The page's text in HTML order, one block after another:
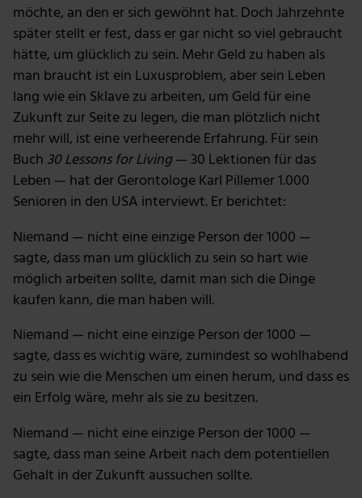
personalisieren, Funktionen für soziale Medien anbieten
zu können und die Zugriffe auf unsere Website zu
analysieren. Außerdem geben wir Informationen zu
deiner Verwendung unserer Website an unsere Partner
Unsere Partner führen diese Informationen
möglicherweise mit weiteren Daten zusammen, die du
ihnen bereitgestellt hast oder die sie im Rahmen deiner
Nutzung der Dienste gesammelt haben.
möchte, an den er sich gewöhnt hat. Doch Jahrzehnte
später stellt er fest, dass er gar nicht so viel gebraucht
hätte, um glücklich zu sein. Mehr Geld zu haben als
man braucht ist ein Luxusproblem, aber sein Leben
lang wie ein Sklave zu arbeiten, um Geld für eine
Zukunft zur Seite zu legen, die man plötzlich nicht
mehr will, ist eine verheerende Erfahrung. Für sein
Buch 30 Lessons for Living— 30 Lektionen für das
Leben — hat der Gerontologe Karl Pillemer 1.000
Senioren in den USA interviewt. Er berichtet:
Niemand — nicht eine einzige Person der 1000 —
sagte, dass man um glücklich zu sein so hart wie
möglich arbeiten sollte, damit man sich die Dinge
kaufen kann, die man haben will.
Niemand — nicht eine einzige Person der 1000 —
sagte, dass es wichtig wäre, zumindest so wohlhabend
zu sein wie die Menschen um einen herum, und dass es
ein Erfolg wäre, mehr als sie zu besitzen.
Niemand — nicht eine einzige Person der 1000 —
sagte, dass man seine Arbeit nach dem potentiellen
Gehalt in der Zukunft aussuchen sollte.